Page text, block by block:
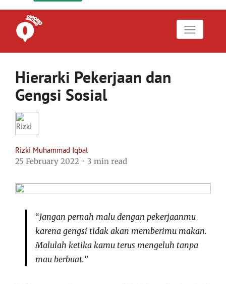
Hierarki Pekerjaan dan
Gengsi Sosial
Rizki Muhammad Iqbal
25 February 2022
3 min read
“Jangan pernah malu dengan pekerjaanmu
karena gengsi tidak akan memberimu makan.
Malulah ketika kamu terus mengeluh tanpa
mau berbuat.”